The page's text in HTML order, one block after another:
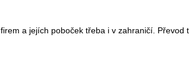
a jejích poboček třeba i v zahraničí. Převod